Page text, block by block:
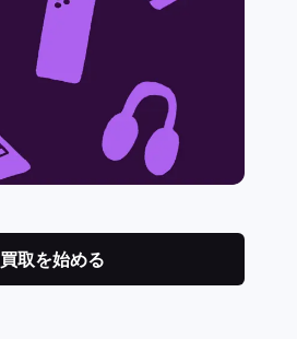
買取を始める